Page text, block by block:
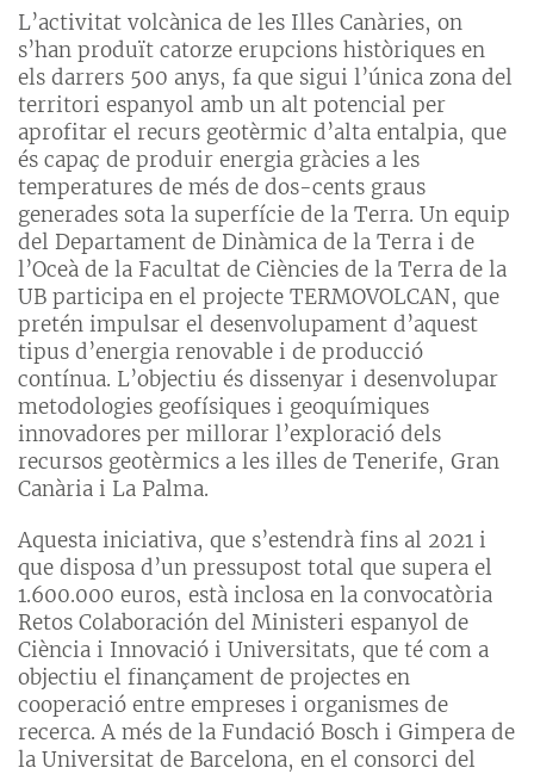
L’activitat volcànica de les Illes Canàries, on
s’han produït catorze erupcions històriques en
els darrers 500 anys, fa que sigui l’única zona del
territori espanyol amb un alt potencial per
aprofitar el recurs geotèrmic d’alta entalpia, que
és capaç de produir energia gràcies a les
temperatures de més de dos-cents graus
generades sota la superfície de la Terra. Un equip
del Departament de Dinàmica de la Terra i de
l’Oceà de la Facultat de Ciències de la Terra de la
UB participa en el projecte TERMOVOLCAN, que
pretén impulsar el desenvolupament d’aquest
tipus d’energia renovable i de producció
contínua. L’objectiu és dissenyar i desenvolupar
metodologies geofísiques i geoquímiques
innovadores per millorar l’exploració dels
recursos geotèrmics a les illes de Tenerife, Gran
Canària i La Palma.
Aquesta iniciativa, que s’estendrà fins al 2021 i
que disposa d’un pressupost total que supera el
1.600.000 euros, està inclosa en la convocatòria
Retos Colaboración del Ministeri espanyol de
Ciència i Innovació i Universitats, que té com a
objectiu el finançament de projectes en
cooperació entre empreses i organismes de
recerca. A més de la Fundació Bosch i Gimpera de
la Universitat de Barcelona, ​​en el consorci del